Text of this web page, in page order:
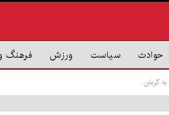
حوادث سیاست ورزش فرهنگ
کرمان